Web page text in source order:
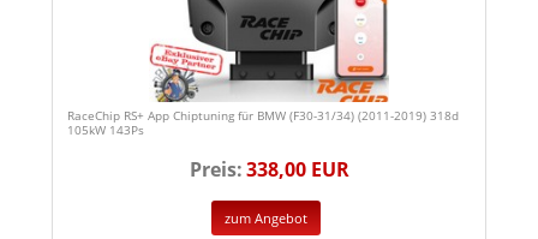
RaceChip RS+ App Chiptuning für BMW (F30-31/34) (2011-2019) 318d
105kW 143Ps
Preis:338,00 EUR
zum Angebot